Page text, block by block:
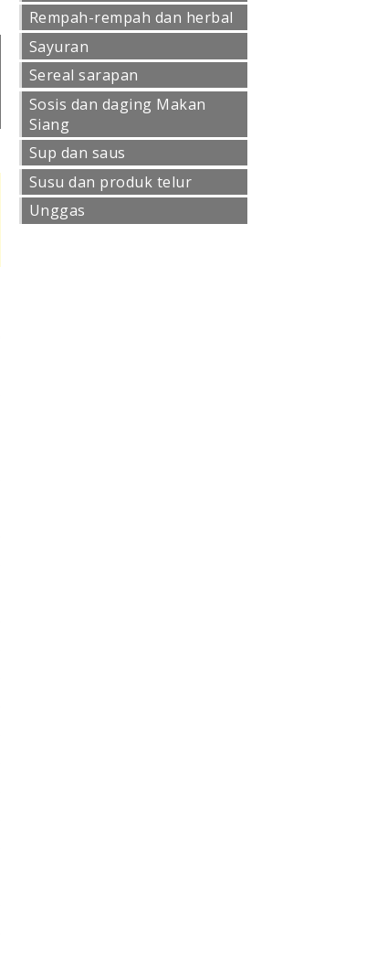
Rempah-rempah dan herbal
Sayuran
Sereal sarapan
Sosis dan daging Makan
Siang
Sup dan saus
Susu dan produk telur
Unggas